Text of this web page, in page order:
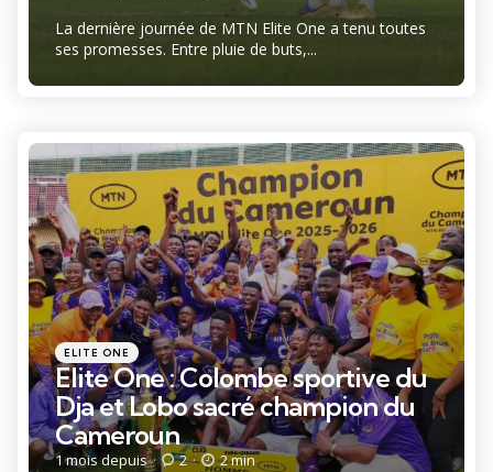
La dernière journée de MTN Elite One a tenu toutes
ses promesses. Entre pluie de buts,...
Catégories
Posté
dans
ELITE ONE
Elite One : Colombe sportive du
Dja et Lobo sacré champion du
Cameroun
1 mois depuis 2 2 min